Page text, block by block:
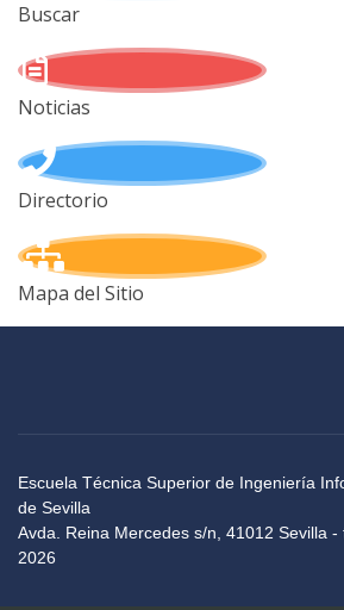
Buscar
Noticias
Directorio
Mapa del Sitio
Escuela Técnica Superior de Ingeniería
de Sevilla
Avda. Reina Mercedes s/n, 41012 Sevilla
2026